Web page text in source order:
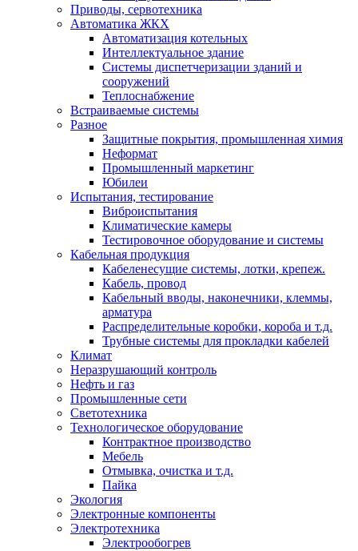
Приводы, сервотехника
Автоматика ЖКХ
Автоматизация котельных
Интеллектуальное здание
Системы диспетчеризации зданий и
сооружений
Теплоснабжение
Встраиваемые системы
Разное
Защитные покрытия, промышленная химия
Неформат
Промышленный маркетинг
Юбилеи
Испытания, тестирование
Виброиспытания
Климатические камеры
Тестировочное оборудование и системы
Кабельная продукция
Кабеленесущие системы, лотки, крепеж.
Кабель, провод
Кабельный вводы, наконечники, клеммы,
арматура
Распределительные коробки, короба и т.д.
Трубные системы для прокладки кабелей
Климат
Неразрушающий контроль
Нефть и газ
Промышленные сети
Светотехника
Технологическое оборудование
Контрактное производство
Мебель
Отмывка, очистка и т.д.
Пайка
Экология
Электронные компоненты
Электротехника
Электрообогрев